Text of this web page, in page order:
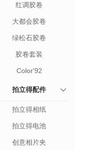
红调胶卷
大都会胶卷
绿松石胶卷
胶卷套装
Color'92
拍立得配件
拍立得相纸
拍立得电池
创意相片夹